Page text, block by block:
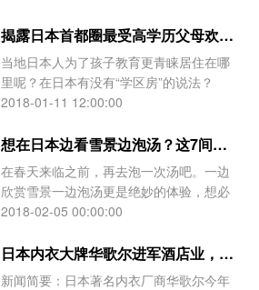
揭露日本首都圈最受高学历父母欢迎的学区地段，为了孩子也要搬家！
当地日本人为了孩子教育更青睐居住在哪
里呢？在日本有没有“学区房”的说法？
2018-01-11 12:00:00
想在日本边看雪景边泡汤？这7间轻奢旅馆一定不要错过！
在春天来临之前，再去泡一次汤吧。一边
欣赏雪景一边泡汤更是绝妙的体验，想必
不少人都曾幻想过。
2018-02-05 00:00:00
日本内衣大牌华歌尔进军酒店业，开设“京町家”旅馆
新闻简要：日本著名内衣厂商华歌尔今年